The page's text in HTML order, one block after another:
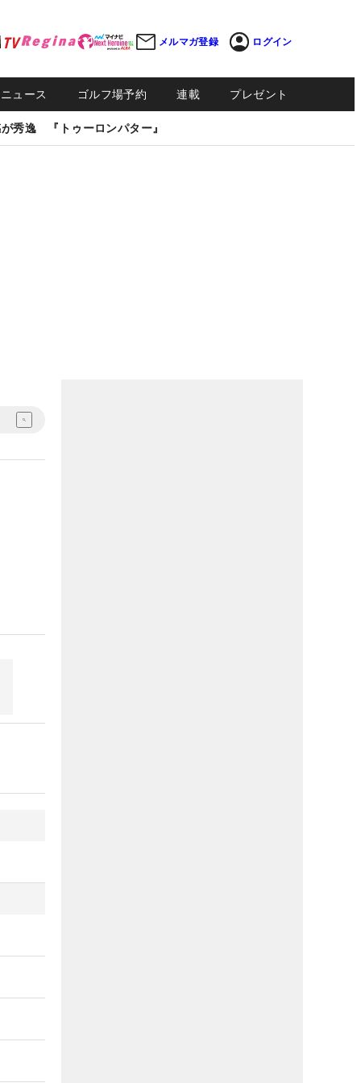
メルマガ登録 ログイン
ュース ゴルフ場予約 連載 プレゼント
秀逸 『トゥーロンパター』